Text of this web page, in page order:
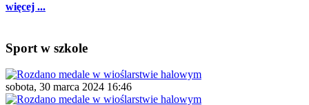
więcej ...
Sport w szkole
sobota, 30 marca 2024 16:46